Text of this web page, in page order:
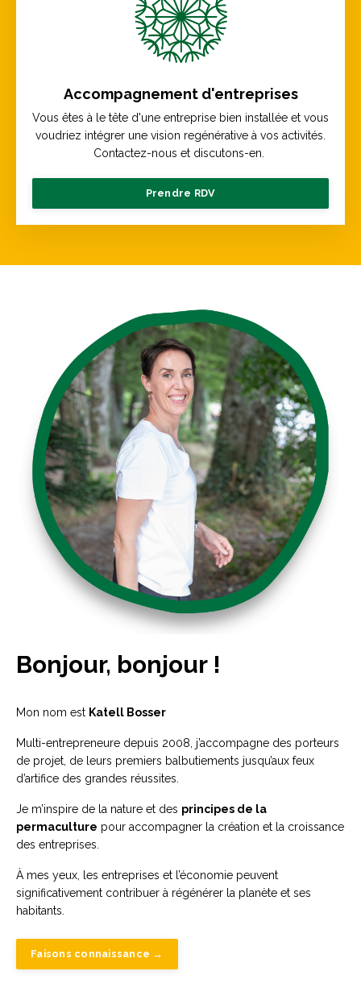
Accompagnement d'entreprises
Vous êtes à le tête d'une entreprise bien installée et vous
voudriez intégrer une vision regénérative à vos activités.
Contactez-nous et discutons-en.
Prendre RDV
Bonjour, bonjour !
Mon nom est Katell Bosser
Multi-entrepreneure depuis 2008, j’accompagne des porteurs
de projet, de leurs premiers balbutiements jusqu’aux feux
d’artifice des grandes réussites.
Je m’inspire de la nature et des principes de la
permaculture pour accompagner la création et la croissance
des entreprises.
À mes yeux, les entreprises et l’économie peuvent
significativement contribuer à régénérer la planète et ses
habitants.
Faisons connaissance →